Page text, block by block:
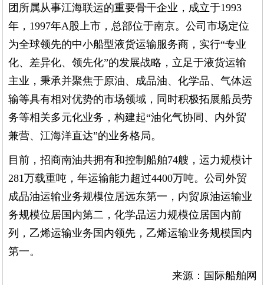
团所属从事江海联运的重要骨干企业，成立于1993
年，1997年A股上市，总部位于南京。公司市场定位
为全球领先的中小船型液货运输服务商，实行“专业
化、差异化、领先化”的发展战略，立足于液货运输
主业，秉承并聚焦于原油、成品油、化学品、气体运
输等具有相对优势的市场领域，同时积极拓展船员劳
务等相关多元化业务，构建起“油化气协同、内外贸
兼营、江海洋直达”的业务格局。
目前，招商南油共拥有和控制船舶74艘，运力规模计
281万载重吨，年运输能力超过4400万吨。公司外贸
成品油运输业务规模位居远东第一，内贸原油运输业
务规模位居国内第二，化学品运力规模位居国内前
列，乙烯运输业务国内领先，乙烯运输业务规模国内
第一。
来源：国际船舶网